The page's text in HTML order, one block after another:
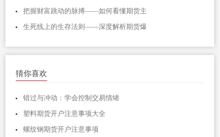
把握财富跳动的脉搏——如何看懂期货主
生死线上的生存法则——深度解析期货爆
猜你喜欢
错过与冲动：学会控制交易情绪
塑料期货开户注意事项大全
螺纹钢期货开户注意事项